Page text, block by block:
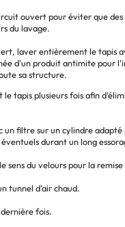
ouvert pour éviter que
du lavage.
laver entièrement le tapis
d'un produit antimite pour
sa structure.
le tapis plusieurs fois afin
un filtre sur un cylindre adapté
durant un long
sens du velours pour la
tunnel d'air chaud.
fois.